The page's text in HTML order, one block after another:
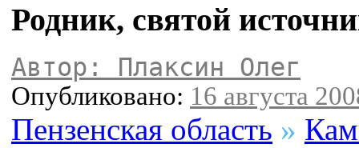
Родник, святой
Автор: Плаксин Олег
Опубликовано: 16 августа
Пензенская область »